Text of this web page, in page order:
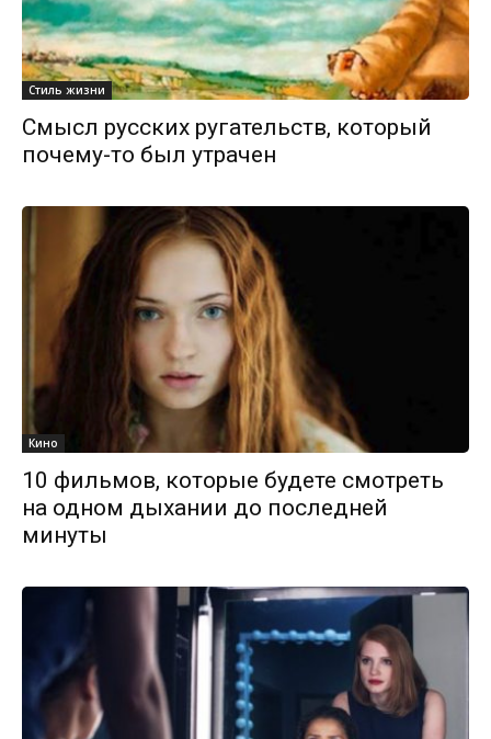
Стиль жизни
Смысл русских ругательств, который
почему-то был утрачен
Кино
10 фильмов, которые будете смотреть
на одном дыхании до последней
минуты